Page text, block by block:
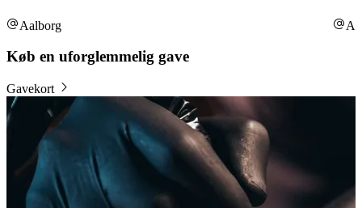
Aalborg
Køb en uforglemmelig gave
Gavekort